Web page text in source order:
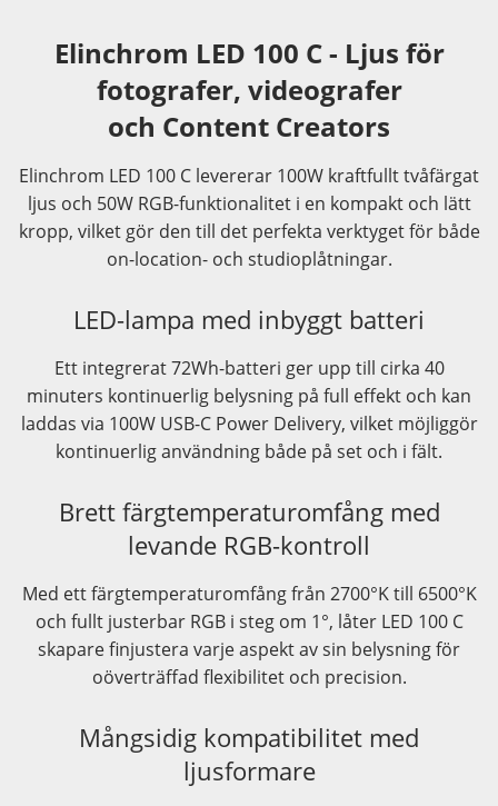
Elinchrom LED 100 C - Ljus för
fotografer, videografer
och Content Creators
Elinchrom LED 100 C levererar 100W kraftfullt tvåfärgat
ljus och 50W RGB-funktionalitet i en kompakt och lätt
kropp, vilket gör den till det perfekta verktyget för både
on-location- och studioplåtningar.
LED-lampa med inbyggt batteri
Ett integrerat 72Wh-batteri ger upp till cirka 40
minuters kontinuerlig belysning på full effekt och kan
laddas via 100W USB-C Power Delivery, vilket möjliggör
kontinuerlig användning både på set och i fält.
Brett färgtemperaturomfång med
levande RGB-kontroll
Med ett färgtemperaturomfång från 2700°K till 6500°K
och fullt justerbar RGB i steg om 1°, låter LED 100 C
skapare finjustera varje aspekt av sin belysning för
oöverträffad flexibilitet och precision.
Mångsidig kompatibilitet med
ljusformare